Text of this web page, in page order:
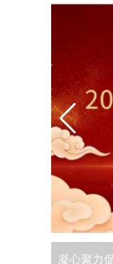
中国消费